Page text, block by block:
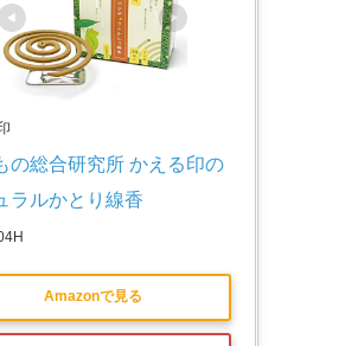
の総合研究所 かえる印の
ラルかとり線香
Amazonで見る